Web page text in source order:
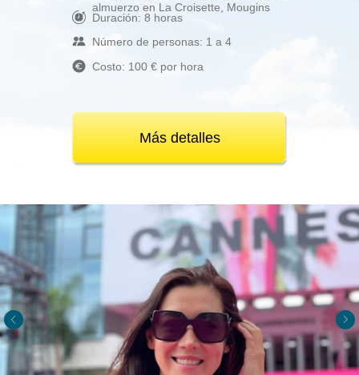
Más detalles
Duración: 8 horas
Número de personas: 1 a 4
Costo: 100 € por hora
almuerzo en La Croisette, Mougins